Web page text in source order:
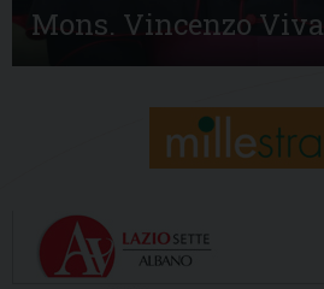
Mons. Vincenzo Viva